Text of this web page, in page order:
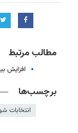
مطالب مرتبط
افزایش بیش از ۳۹ درصدی داوطلبان
برچسب‌ها
انتخابات